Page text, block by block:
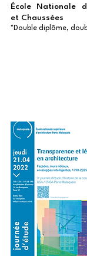
École Nationale
et Chaussées
"Double diplôme,